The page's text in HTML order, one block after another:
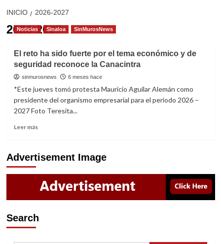
INICIO 2026-2027
2026-2027
Noticias Sinaloa SinMurosNews
El reto ha sido fuerte por el tema económico y de
seguridad reconoce la Canacintra
sinmurosnews 6 meses hace
*Este jueves tomó protesta Mauricio Aguilar Alemán como
presidente del organismo empresarial para el periodo 2026 –
2027 Foto Teresita...
Leer másRead
El
reto
ha
sido
fuerte
por
tema
Advertisement Image
Search